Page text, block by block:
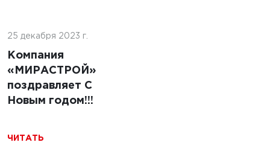
25 декабря 2023 г.
Компания
«МИРАСТРОЙ»
поздравляет С
Новым годом!!!
ЧИТАТЬ
Строительство
Республике
Беларусь